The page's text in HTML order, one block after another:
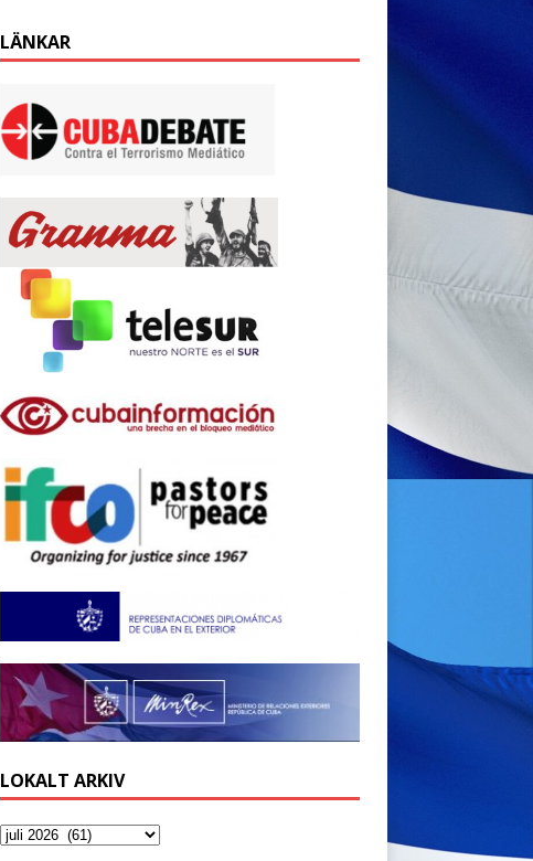
LÄNKAR
LOKALT ARKIV